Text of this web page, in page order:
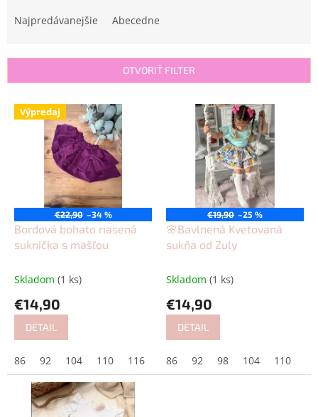
p
Najpredávanejšie Abecedne
OTVORIŤ FILTER
V Výpredaj
€22,90 –34 %
Bordová bohato riasená
suknička s mašľou
Skladom (1 ks)
€14,90
DETAIL
86 92 104 110 116 122 128
€19,90 –25 %
🌸Bavlnená Kvetovaná
sukňa od Zuly
Skladom (1 ks)
€14,90
DETAIL
86 92 98 104 110